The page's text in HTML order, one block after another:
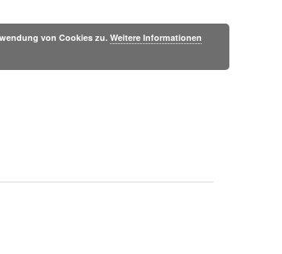
Literaturjournal
von Cookies zu. Weitere Informationen